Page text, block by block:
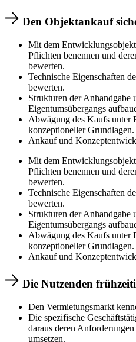
Den Objektankauf
Mit dem
Pflichten benennen und
bewerten.
Technische Eigenschaften
bewerten.
Strukturen der Anhandgabe
Eigentumsübergangs
Abwägung des Kaufs unter
konzeptioneller Grundlagen.
Ankauf und
Mit dem
Pflichten benennen und
bewerten.
Technische Eigenschaften
bewerten.
Strukturen der Anhandgabe
Eigentumsübergangs
Abwägung des Kaufs unter
konzeptioneller Grundlagen.
Ankauf und
Die Nutzenden
Den Vermietungsmarkt
Die spezifische
daraus deren
umsetzen.